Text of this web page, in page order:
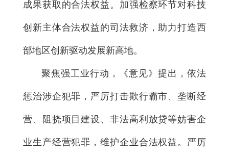
成果获取的合法权益。加强检察环节对科技
创新主体合法权益的司法救济，助力打造西
部地区创新驱动发展新高地。
聚焦强工业行动，《意见》提出，依法
惩治涉企犯罪，严厉打击欺行霸市、垄断经
营、阻挠项目建设、非法高利放贷等妨害企
业生产经营犯罪，维护企业合法权益。严厉